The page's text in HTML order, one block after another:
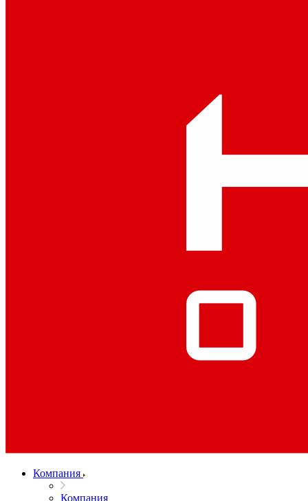
Компания
Компания